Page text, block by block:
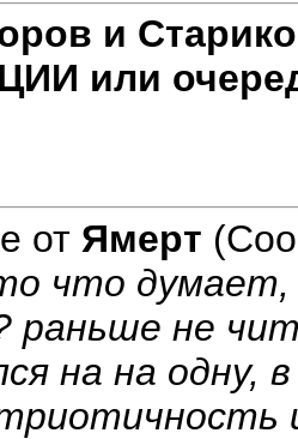
и
или
от Ямерт
что думает,
раньше не
на на одну,